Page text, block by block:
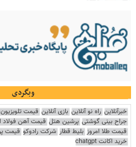
وبگردی
خبرآنلاین راه نو آنلاین بازی آنلاین قیمت
جراح بینی گوشتی پرشین هتل قیمت آهن فولاد
قیمت طلا امروز بلیط قطار شرکت رادوکو قیمت
خرید اکانت chatgpt